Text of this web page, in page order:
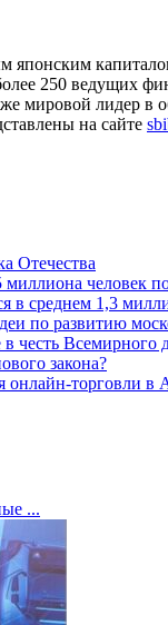
250 ведущих
лидер в
на сайте
Отечества
человек
в среднем 1,3
по развитию
честь Всемирного
закона?
торговли в
...